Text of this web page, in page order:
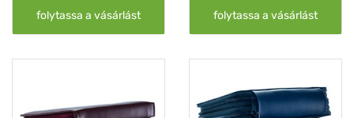
folytassa a vásárlást folytassa a vásárlást